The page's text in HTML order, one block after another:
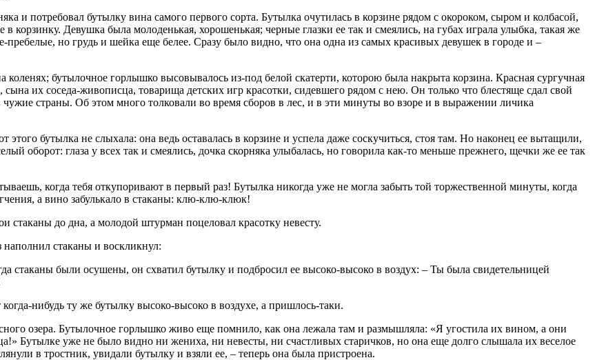
и потребовал бутылку вина самого первого сорта. Бутылка очутилась в корзине рядом с окороком, сыром и колбасой,
корзинку. Девушка была молоденькая, хорошенькая; черные глазки ее так и смеялись, на губах играла улыбка, такая же
пребелые, но грудь и шейка еще белее. Сразу было видно, что она одна из самых красивых девушек в городе и –
коленях; бутылочное горлышко высовывалось из-под белой скатерти, которою была накрыта корзина. Красная сургучная
их соседа-живописца, товарища детских игр красотки, сидевшего рядом с нею. Он только что блестяще сдал свой
страны. Об этом много толковали во время сборов в лес, и в эти минуты во взоре и в выражении личика
бутылка не слыхала: она ведь оставалась в корзине и успела даже соскучиться, стоя там. Но наконец ее вытащили,
оборот: глаза у всех так и смеялись, дочка скорняка улыбалась, но говорила как-то меньше прежнего, щечки же ее так
когда тебя откупоривают в первый раз! Бутылка никогда уже не могла забыть той торжественной минуты, когда
а вино забулькало в стаканы: клю-клю-клюк!
стаканы до дна, а молодой штурман поцеловал красотку невесту.
стаканы и воскликнул:
стаканы были осушены, он схватил бутылку и подбросил ее высоко-высоко в воздух: – Ты была свидетельницей
нибудь ту же бутылку высоко-высоко в воздухе, а пришлось-таки.
озера. Бутылочное горлышко живо еще помнило, как она лежала там и размышляла: «Я угостила их вином, а они
Бутылке уже не было видно ни жениха, ни невесты, ни счастливых старичков, но она еще долго слышала их веселое
в тростник, увидали бутылку и взяли ее, – теперь она была пристроена.